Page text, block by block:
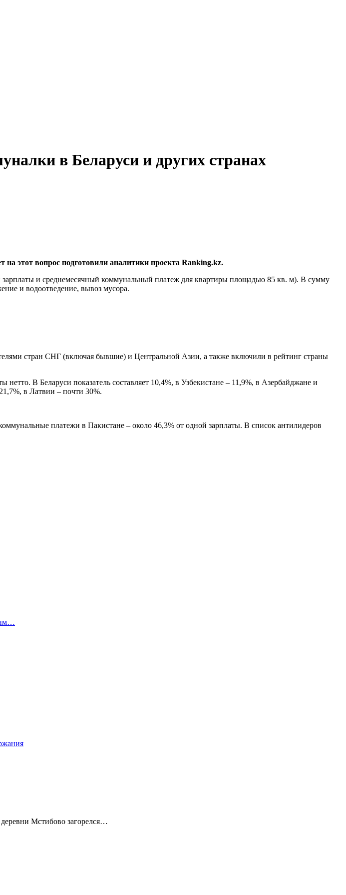
в Беларуси и других странах
этот вопрос подготовили аналитики проекта Rаnking.kz.
зарплаты и среднемесячный коммунальный платеж для квартиры площадью 85 кв. м). В сумму
и водоотведение, вывоз мусора.
стран СНГ (включая бывшие) и Центральной Азии, а также включили в рейтинг страны
В Беларуси показатель составляет 10,4%, в Узбекистане – 11,9%, в Азербайджане и
в Латвии – почти 30%.
платежи в Пакистане – около 46,3% от одной зарплаты. В список антилидеров
Мстибово загорелся…